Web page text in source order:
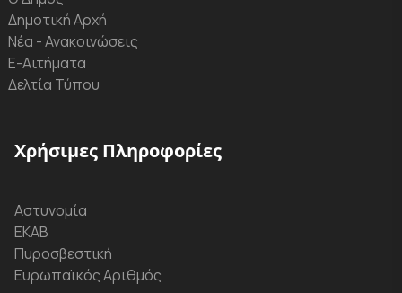
Δημοτική Αρχή
Νέα - Ανακοινώσεις
Ε-Αιτήματα
Δελτία Τύπου
Χρήσιμες Πληροφορίες
Αστυνομία
ΕΚΑΒ
Πυροσβεστική
Ευρωπαϊκός Αριθμός